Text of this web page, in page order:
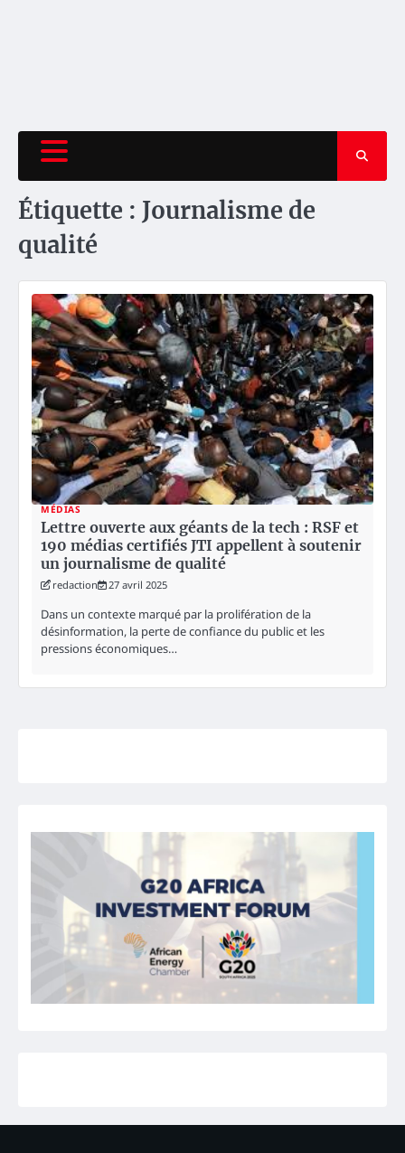
Étiquette : Journalisme de
qualité
MÉDIAS
Lettre ouverte aux géants de la tech : RSF et
190 médias certifiés JTI appellent à soutenir
un journalisme de qualité
redaction 27 avril 2025
Dans un contexte marqué par la prolifération de la
désinformation, la perte de confiance du public et les
pressions économiques…